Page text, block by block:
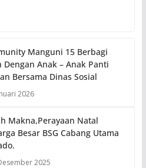
Manguni 15 Berbagi
Dengan Anak – Anak Panti
Bersama Dinas Sosial
2026
Makna,Perayaan Natal
Besar BSG Cabang Utama
2025